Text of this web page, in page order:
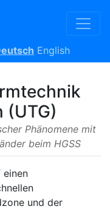
English
(UTG)
Phänomene mit
beim HGSS
einen
und der